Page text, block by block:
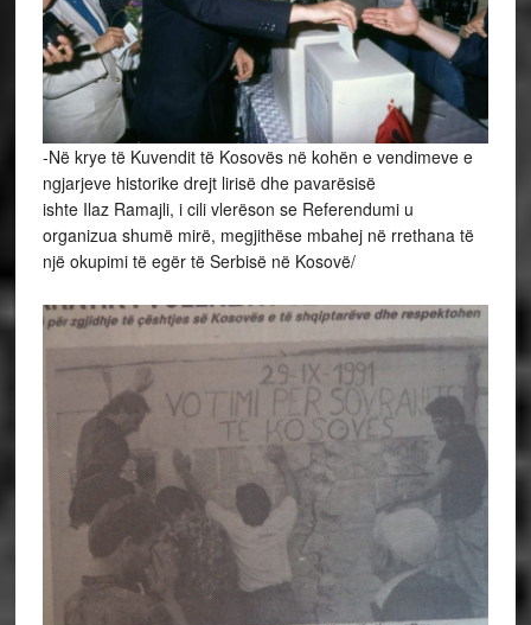
-Në krye të Kuvendit të Kosovës në kohën e vendimeve e
ngjarjeve historike drejt lirisë dhe pavarësisë
ishte Ilaz Ramajli, i cili vlerëson se Referendumi u
organizua shumë mirë, megjithëse mbahej në rrethana të
një okupimi të egër të Serbisë në Kosovë/